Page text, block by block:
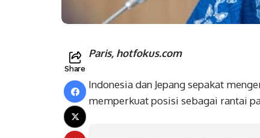
Share
Paris, hotfokus.com
Indonesia dan Jepang sepakat
memperkuat posisi sebagai rantai